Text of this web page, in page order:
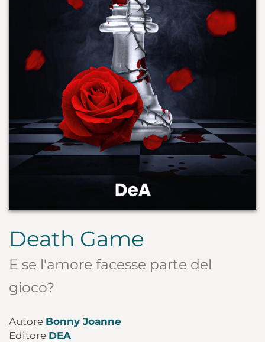
Death Game
E se l'amore facesse parte del
gioco?
Autore Bonny Joanne
Editore DEA